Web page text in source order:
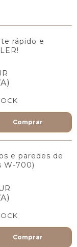
rápido e
Comprar
e paredes de
W-700)
Comprar